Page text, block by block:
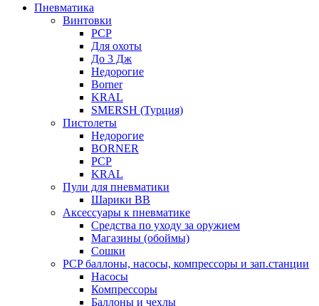
Пневматика
Винтовки
PCP
Для охоты
До 3 Дж
Недорогие
Borner
KRAL
SMERSH (Турция)
Пистолеты
Недорогие
BORNER
PCP
KRAL
Пули для пневматики
Шарики BB
Аксессуары к пневматике
Средства по уходу за оружием
Магазины (обоймы)
Сошки
PCP баллоны, насосы, компрессоры и зап.станции
Насосы
Компрессоры
Баллоны и чехлы